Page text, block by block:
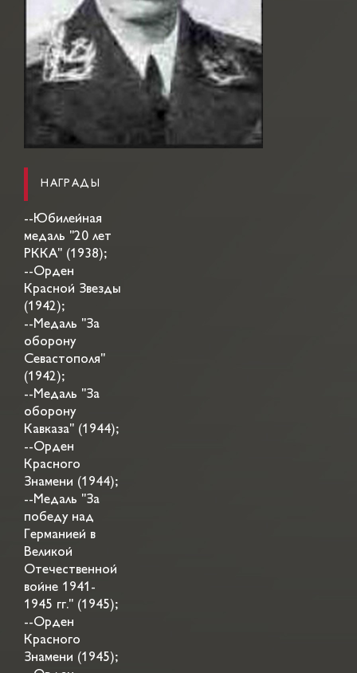
НАГРАДЫ
--Юбилейная
медаль "20 лет
РККА" (1938);
--Орден
Красной Звезды
(1942);
--Медаль "За
оборону
Севастополя"
(1942);
--Медаль "За
оборону
Кавказа" (1944);
--Орден
Красного
Знамени (1944);
--Медаль "За
победу над
Германией в
Великой
Отечественной
войне 1941-
1945 гг." (1945);
--Орден
Красного
Знамени (1945);